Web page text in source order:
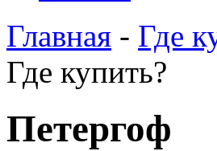
Главная - Где
Где купить?
Петергоф